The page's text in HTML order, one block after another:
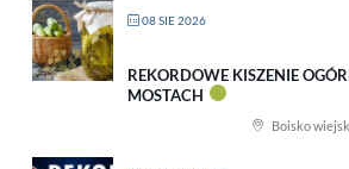
08 SIE 2026
REKORDOWE KISZENIE
MOSTACH
Boisko